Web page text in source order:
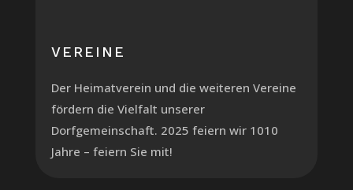
VEREINE
Der Heimatverein und die weiteren Vereine
fördern die Vielfalt unserer
Dorfgemeinschaft. 2025 feiern wir 1010
Jahre – feiern Sie mit!